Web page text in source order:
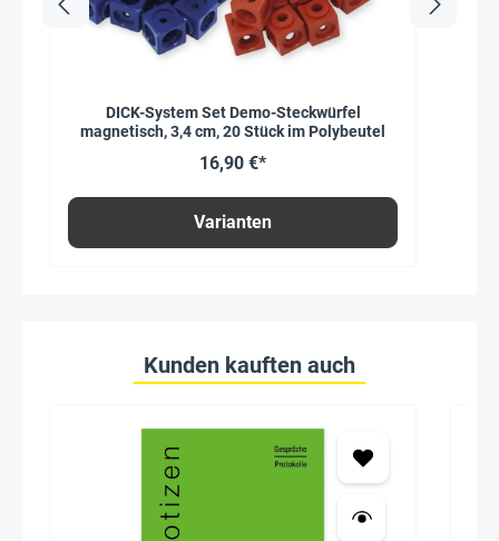
DICK-System Set Demo-Steckwürfel
magnetisch, 3,4 cm, 20 Stück im Polybeutel
16,90 €*
Varianten
Kunden kauften auch